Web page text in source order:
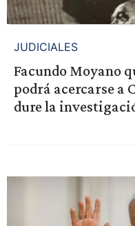
JUDICIALES
Facundo Moyano
podrá acercarse a
dure la